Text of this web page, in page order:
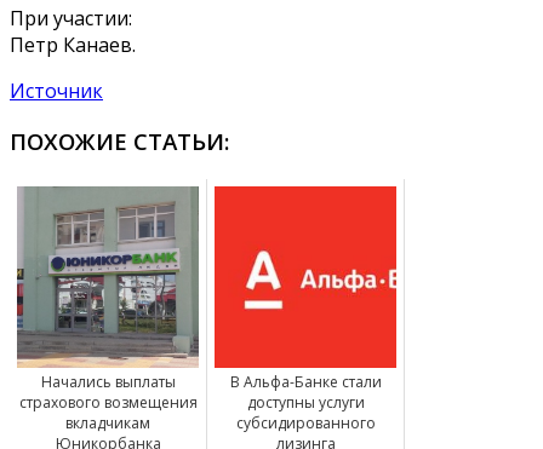
При участии:
Петр Канаев.
Источник
ПОХОЖИЕ СТАТЬИ:
Начались выплаты
страхового возмещения
вкладчикам
Юникорбанка
В Альфа-Банке стали
доступны услуги
субсидированного
лизинга